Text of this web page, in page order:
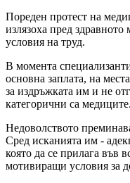
Пореден протест на
излязоха пред
условия на труд.
В момента
основна заплата, на
за издръжката им и не
категорични са медиците.
Недоволството
Сред исканията им -
която да се прилага във
мотивиращи условия за